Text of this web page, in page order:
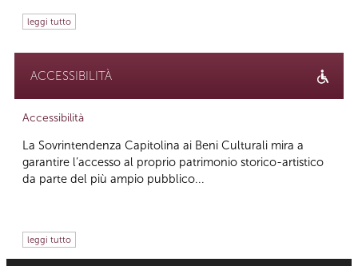
leggi tutto
ACCESSIBILITÀ
Accessibilità
La Sovrintendenza Capitolina ai Beni Culturali mira a
garantire l’accesso al proprio patrimonio storico-artistico
da parte del più ampio pubblico...
leggi tutto